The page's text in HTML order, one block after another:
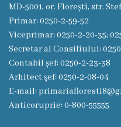
or.
Floreşti)
Aşezare
geografică
Istoria
MD-5001, or. Florești, str.
Primar: 0250-2-59-52
Viceprimar: 0250-2-20-35;
Secretar al Consiliului:
Contabil șef: 0250-2-23-38
Arhitect şef: 0250-2-08-04
E-mail:
Anticoruprie: 0-800-55555